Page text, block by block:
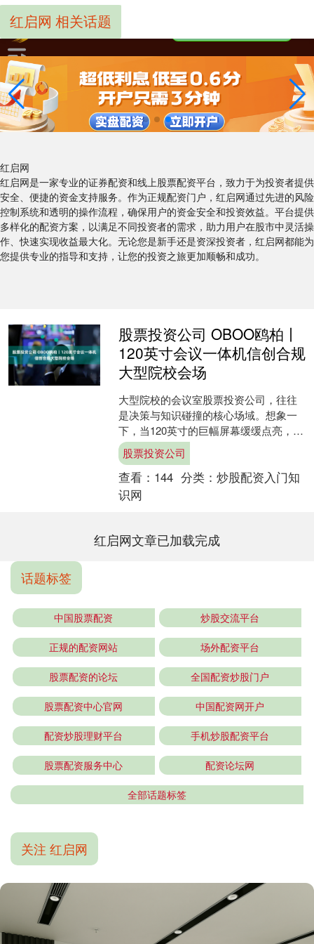
红启网
红启网是一家专业的证券配资和线上股票配资平台，致力于为投资者提供
安全、便捷的资金支持服务。作为正规配资门户，红启网通过先进的风险
控制系统和透明的操作流程，确保用户的资金安全和投资效益。平台提供
多样化的配资方案，以满足不同投资者的需求，助力用户在股市中灵活操
作、快速实现收益最大化。无论您是新手还是资深投资者，红启网都能为
您提供专业的指导和支持，让您的投资之旅更加顺畅和成功。
红启网 相关话题
股票投资公司 OBOO鸥柏丨
120英寸会议一体机信创合规
大型院校会场
大型院校的会议室股票投资公司，往往
是决策与知识碰撞的核心场域。想象一
下，当120英寸的巨幅屏幕缓缓点亮，你
不再需要眯着眼睛辨认投影仪上模糊的
小字，不需要反复调整....
股票投资公司
查看： 144 分类： 炒股配资入门知
识网
红启网文章已加载完成
话题标签
中国股票配资 炒股交流平台
正规的配资网站 场外配资平台
股票配资的论坛 全国配资炒股门户
股票配资中心官网 中国配资网开户
配资炒股理财平台 手机炒股配资平台
股票配资服务中心 配资论坛网
全部话题标签
关注 红启网